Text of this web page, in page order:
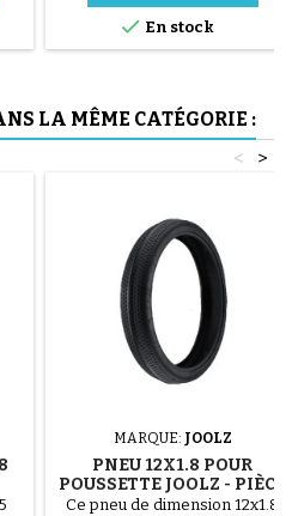
uniquement à la main, cela évite
de percer la chambre à air.
 En stock
LA MÊME CATÉGORIE :
>
<
MARQUE: JOOLZ
PNEU 12X1.8 POUR
POUSSETTE JOOLZ - PIÈCE
DE RECHANGE NEUVE
Ce pneu de dimension 12x1.8